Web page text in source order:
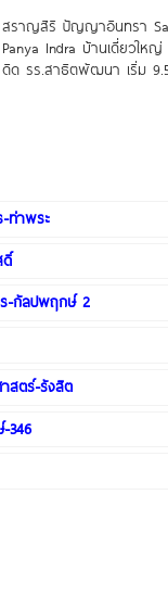
สราญสิริ ปัญญาอินทรา
Panya Indra บ้านเดี่ยวให
ดิด รร.สาธิตพัฒนา เริ่ม
-ท่าพระ
ดิ์
-กัลปพฤกษ์ 2
สตร์-รังสิต
346